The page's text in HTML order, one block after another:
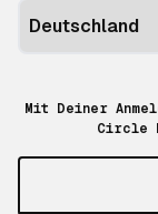
Mit Deiner
Circle